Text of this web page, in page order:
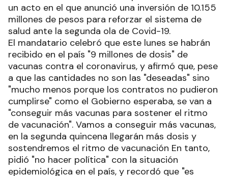
un acto en el que anunció una inversión de 10.155
millones de pesos para reforzar el sistema de
salud ante la segunda ola de Covid-19.
El mandatario celebró que este lunes se habrán
recibido en el país "9 millones de dosis" de
vacunas contra el coronavirus, y afirmó que, pese
a que las cantidades no son las "deseadas" sino
"mucho menos porque los contratos no pudieron
cumplirse" como el Gobierno esperaba, se van a
"conseguir más vacunas para sostener el ritmo
de vacunación". Vamos a conseguir más vacunas,
en la segunda quincena llegarán más dosis y
sostendremos el ritmo de vacunación En tanto,
pidió "no hacer política" con la situación
epidemiológica en el país, y recordó que "es